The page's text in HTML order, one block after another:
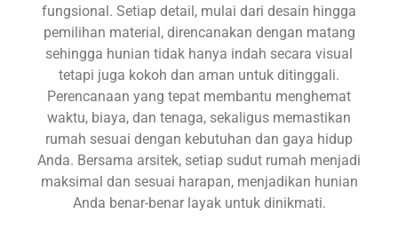
fungsional. Setiap detail, mulai dari desain hingga
pemilihan material, direncanakan dengan matang
sehingga hunian tidak hanya indah secara visual
tetapi juga kokoh dan aman untuk ditinggali.
Perencanaan yang tepat membantu menghemat
waktu, biaya, dan tenaga, sekaligus memastikan
rumah sesuai dengan kebutuhan dan gaya hidup
Anda. Bersama arsitek, setiap sudut rumah menjadi
maksimal dan sesuai harapan, menjadikan hunian
Anda benar-benar layak untuk dinikmati.